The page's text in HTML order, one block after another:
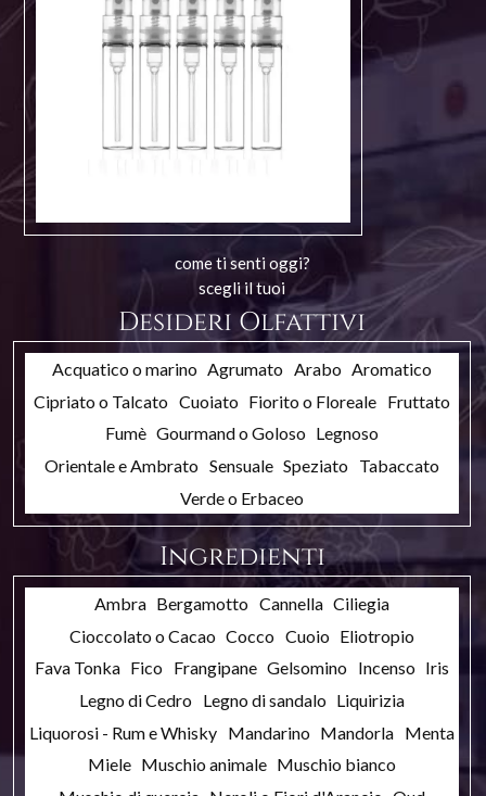
come ti senti oggi?
scegli il tuoi
Desideri Olfattivi
Acquatico o marino Agrumato Arabo Aromatico
Cipriato o Talcato Cuoiato Fiorito o Floreale Fruttato
Fumè Gourmand o Goloso Legnoso
Orientale e Ambrato Sensuale Speziato Tabaccato
Verde o Erbaceo
Ingredienti
Ambra Bergamotto Cannella Ciliegia
Cioccolato o Cacao Cocco Cuoio Eliotropio
Fava Tonka Fico Frangipane Gelsomino Incenso Iris
Legno di Cedro Legno di sandalo Liquirizia
Liquorosi - Rum e Whisky Mandarino Mandorla Menta
Miele Muschio animale Muschio bianco